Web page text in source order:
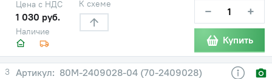
Наличие
Цена с НДС
1 030 руб.
К схеме − +
Купить
3
80М-2409028-04 (70-2409028)